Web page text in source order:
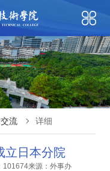
流 详细
立日本分院
101674来源：外事办